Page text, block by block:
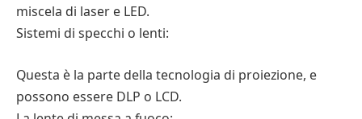
miscela di laser e LED.
Sistemi di specchi o lenti:
Questa è la parte della tecnologia di proiezione, e
possono essere DLP o LCD.